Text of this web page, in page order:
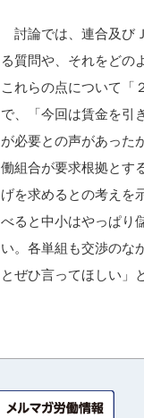
討論では、連合及び
る質問や、それをどの
これらの点について「
で、「今回は賃金を引
が必要との声があった
働組合が要求根拠とす
げを求めるとの考えを
べると中小はやっぱり
い。各単組も交渉のな
とぜひ言ってほしい」